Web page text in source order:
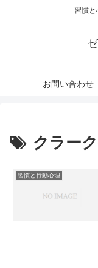
習慣と
お問い合わせ
クラー
習慣と行動心理